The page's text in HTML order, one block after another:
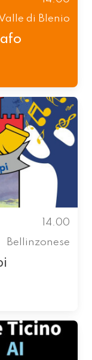
di Blenio
14.00
Bellinzonese